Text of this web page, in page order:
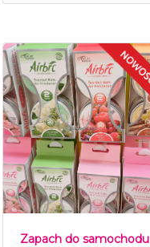
Zapach do samochodu